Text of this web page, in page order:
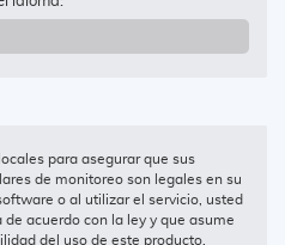
para asegurar que sus
de monitoreo son legales en su
o al utilizar el servicio, usted
acuerdo con la ley y que asume
del uso de este producto.